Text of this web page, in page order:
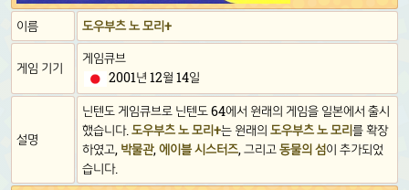
이름 도우부츠 노 모리+
게임 기기
게임큐브
2001년 12월 14일
설명
닌텐도 게임큐브로 닌텐도 64에서 원래의 게임을 일본에서 출시
했습니다.도우부츠 노 모리+는 원래의 도우부츠 노 모리를 확장
하였고, 박물관,에이블 시스터즈, 그리고동물의 섬이 추가되었
습니다.